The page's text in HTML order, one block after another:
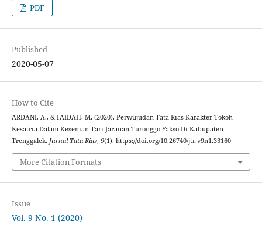
PDF
Published
2020-05-07
How to Cite
ARDANI, A., & FAIDAH, M. (2020). Perwujudan Tata Rias Karakter Tokoh
Kesatria Dalam Kesenian Tari Jaranan Turonggo Yakso Di Kabupaten
Trenggalek. Jurnal Tata Rias, 9(1). https://doi.org/10.26740/jtr.v9n1.33160
More Citation Formats
Issue
Vol. 9 No. 1 (2020)